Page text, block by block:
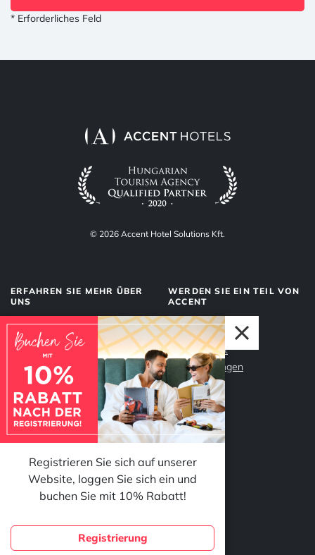
* Erforderliches Feld
© 2026 Accent Hotel Solutions Kft.
ERFAHREN SIE MEHR ÜBER
UNS
Über uns
Datenschutz
Impressum
Warum Accent?
WERDEN SIE EIN TEIL VON
ACCENT
Management
Dienstleistungen
Unser Team
FOLGEN SIE UNS
Registrieren Sie sich auf unserer
Website, loggen Sie sich ein und
buchen Sie mit 10% Rabatt!
Registrierung